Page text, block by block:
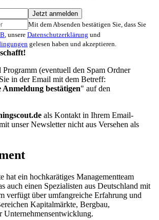
Jetzt anmelden
Mit dem Absenden bestätigen Sie, dass Sie
, unsere Datenschutzerklärung und
gelesen haben und akzeptieren.
(eventuell den Spam Ordner
in der Email mit dem Betreff:
bestätigen" auf den
als Kontakt in Ihrem Email-
unser Newsletter nicht aus Versehen als
hat ein hochkarätiges Managementteam
auch einen Spezialisten aus Deutschland mit
verfügt über umfangreiche Erfahrung und
Kapitalmärkte, Bergbau,
Unternehmensentwicklung.